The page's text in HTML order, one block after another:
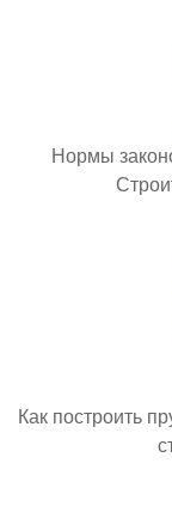
Нормы
Как построить